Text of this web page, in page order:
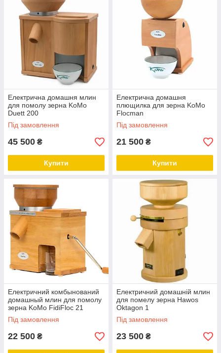
Електрична домашня млин
для помолу зерна KoMo
Duett 200
Під замовлення
45 500 ₴
Купити
Електрична домашня
плющилка для зерна KoMo
Flocman
Під замовлення
21 500 ₴
Купити
Електричний комбынований
домашный млин для помолу
зерна KoMo FidiFloc 21
Під замовлення
22 500 ₴
Електричний домашній млин
для помелу зерна Hawos
Oktagon 1
Під замовлення
23 500 ₴